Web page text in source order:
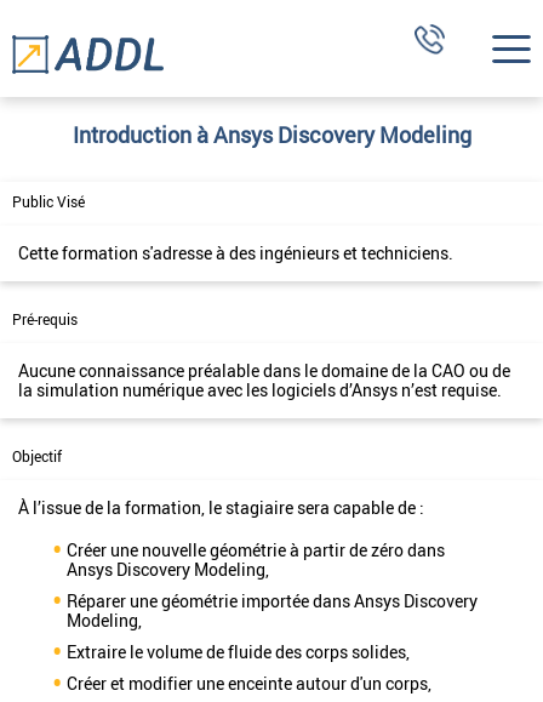
Introduction à Ansys Discovery Modeling
Public Visé
Cette formation s'adresse à des ingénieurs et techniciens.
Pré-requis
Aucune connaissance préalable dans le domaine de la CAO ou de
la simulation numérique avec les logiciels d’Ansys n’est requise.
Objectif
À l’issue de la formation, le stagiaire sera capable de :
Créer une nouvelle géométrie à partir de zéro dans
Ansys Discovery Modeling,
Réparer une géométrie importée dans Ansys Discovery
Modeling,
Extraire le volume de fluide des corps solides,
Créer et modifier une enceinte autour d'un corps,